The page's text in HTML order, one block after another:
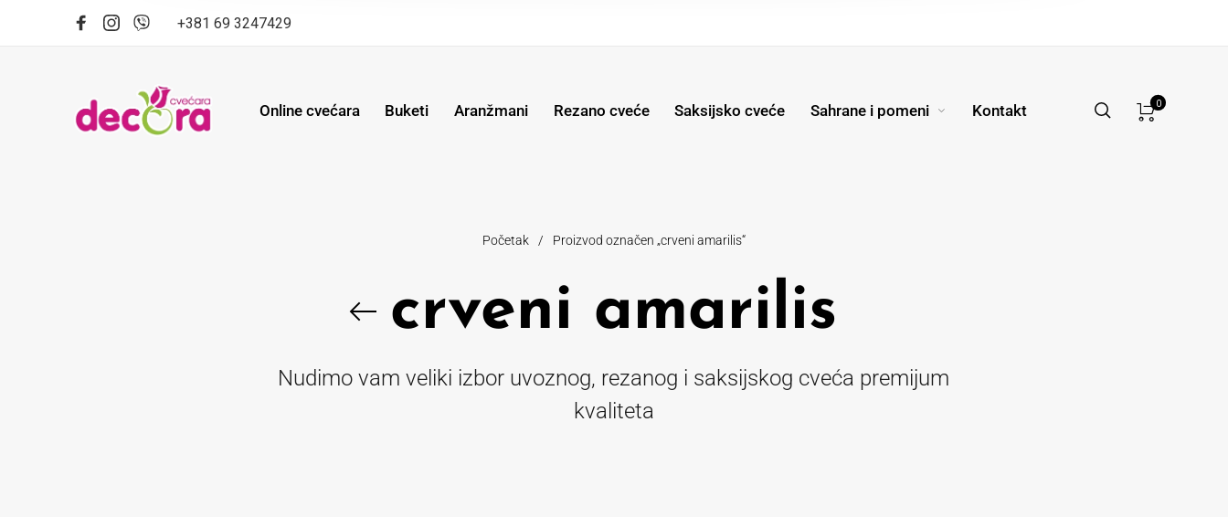
+381 69 3247429
Online cvećara Buketi Aranžmani Rezano cveće Saksijsko cveće Sahrane i pomeni Kontakt 0
Početak / Proizvod označen „crveni amarilis“
crveni amarilis
Nudimo vam veliki izbor uvoznog, rezanog i saksijskog cveća premijum
kvaliteta